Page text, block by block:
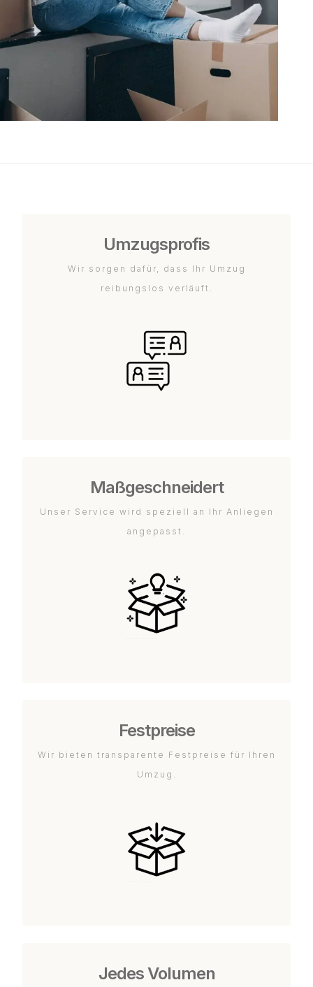
Umzugsprofis
Wir sorgen dafür, dass Ihr Umzug
reibungslos verläuft.
Maßgeschneidert
Unser Service wird speziell an Ihr Anliegen
angepasst.
Festpreise
Wir bieten transparente Festpreise für Ihren
Umzug.
Jedes Volumen